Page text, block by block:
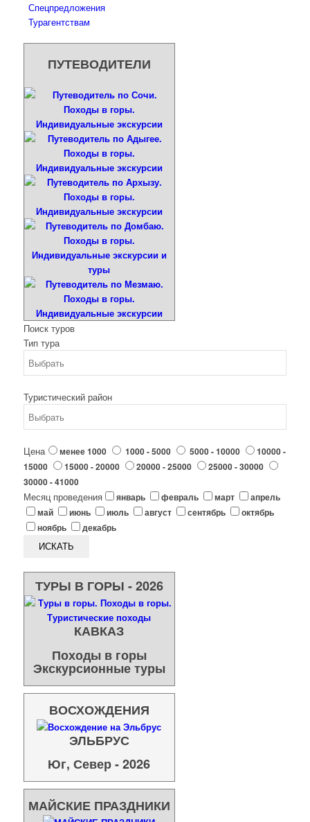
Спецпредложения
Турагентствам
ПУТЕВОДИТЕЛИ
Поиск туров
Тип тура
Туристический район
Цена менее 1000 1000 - 5000 5000 - 10000
10000 -
15000
15000 - 20000 20000 - 25000
25000 - 30000
30000 - 41000
Месяц проведения январь февраль март
апрель
май
июнь июль август сентябрь
октябрь
ноябрь
декабрь
ТУРЫ В ГОРЫ - 2026
КАВКАЗ
Походы в горы
Экскурсионные туры
ВОСХОЖДЕНИЯ
ЭЛЬБРУС
Юг, Север - 2026
МАЙСКИЕ ПРАЗДНИКИ